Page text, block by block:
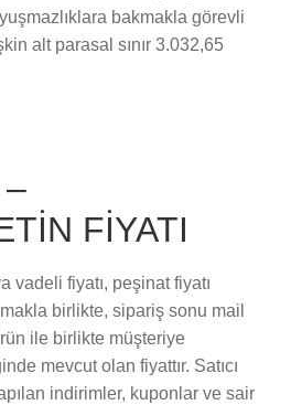
bakmakla görevli
alt parasal sınır 3.032,65
FİYATI
vadeli fiyatı, peşinat fiyatı
birlikte, sipariş sonu mail
ile birlikte müşteriye
mevcut olan fiyattır. Satıcı
indirimler, kuponlar ve sair